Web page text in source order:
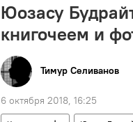
Юозасу
книгочеем и
Тимур Селиванов
6 октября 2018, 16:25